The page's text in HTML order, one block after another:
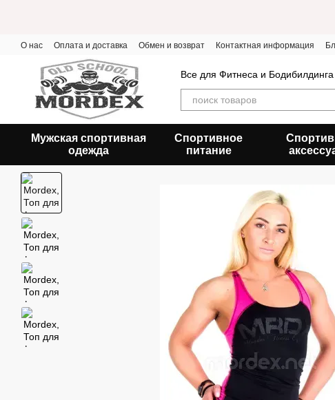
О нас Оплата и доставка Обмен и возврат Контактная информация
Все для Фитнеса и Бодибилдинга
Мужская спортивная
одежда
Спортивное
питание